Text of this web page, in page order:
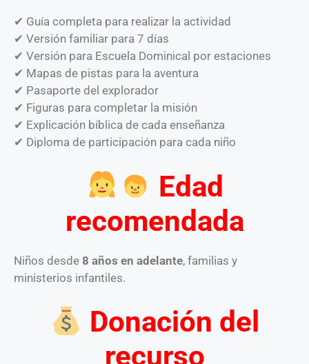
✔ Guía completa para realizar la actividad
✔ Versión familiar para 7 días
✔ Versión para Escuela Dominical por estaciones
✔ Mapas de pistas para la aventura
✔ Pasaporte del explorador
✔ Figuras para completar la misión
✔ Explicación bíblica de cada enseñanza
✔ Diploma de participación para cada niño
Edad
recomendada
Niños desde 8 años en adelante, familias y
ministerios infantiles.
Donación del
recurso